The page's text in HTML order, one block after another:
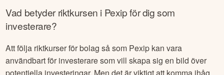
Vad betyder riktkursen i Pexipför dig som
investerare?
Att följa riktkurser för bolag så som Pexip kan vara
användbart för investerare som vill skapa sig en bild över
potentiella investeringar. Men det är viktigt att komma ihåg